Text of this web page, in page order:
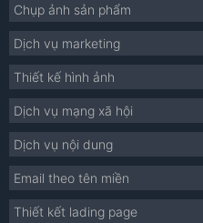
Chụp ảnh sản phẩm
Dịch vụ marketing
Thiết kế hình ảnh
Dịch vụ mạng xã hội
Dịch vụ nội dung
Email theo tên miền
Thiết kết lading page